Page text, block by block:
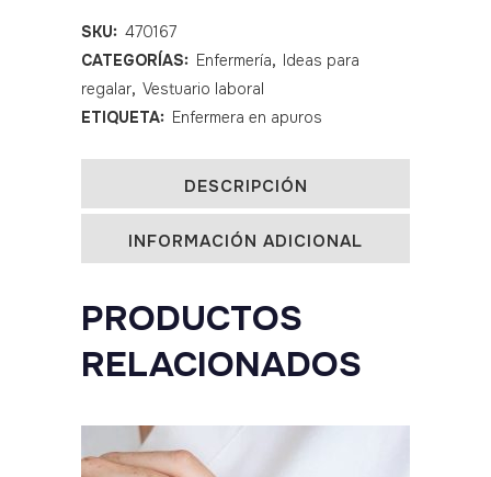
corto
con
botones
SKU: 470167
CATEGORÍAS: Enfermería, Ideas para
regalar, Vestuario laboral
ETIQUETA: Enfermera en apuros
DESCRIPCIÓN
INFORMACIÓN ADICIONAL
PRODUCTOS
RELACIONADOS